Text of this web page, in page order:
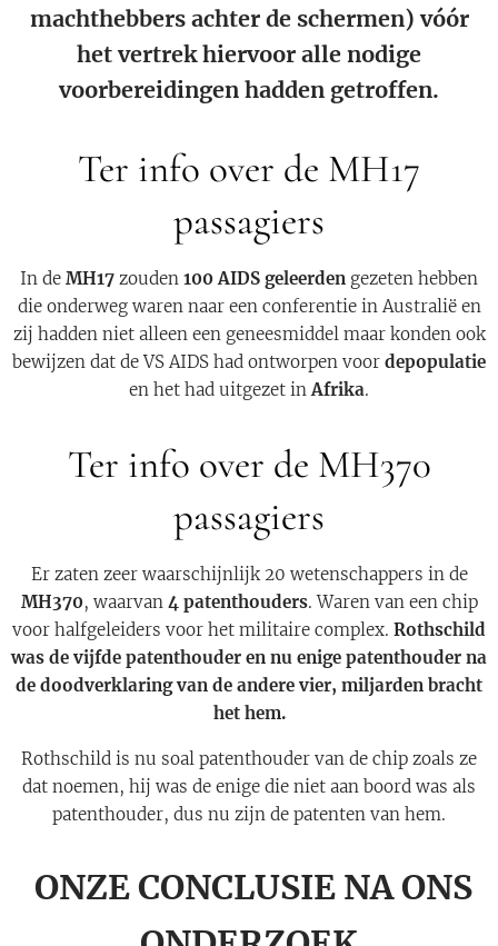
machthebbers achter de schermen) vóór
het vertrek hiervoor alle nodige
voorbereidingen hadden getroffen.
Ter info over de MH17
passagiers
In de MH17 zouden 100 AIDS geleerden gezeten hebben
die onderweg waren naar een conferentie in Australië en
zij hadden niet alleen een geneesmiddel maar konden ook
bewijzen dat de VS AIDS had ontworpen voor depopulatie
en het had uitgezet inAfrika.
Ter info over de MH370
passagiers
Er zaten zeer waarschijnlijk 20 wetenschappers in de
MH370, waarvan 4 patenthouders. Waren van een chip
voor halfgeleiders voor het militaire complex. Rothschild
was de vijfde patenthouder en nu enige patenthouder na
de doodverklaring van de andere vier, miljarden bracht
het hem.
Rothschild is nu soal patenthouder van de chip zoals ze
dat noemen, hij was de enige die niet aan boord was als
patenthouder, dus nu zijn de patenten van hem.
ONZE CONCLUSIE NA ONS